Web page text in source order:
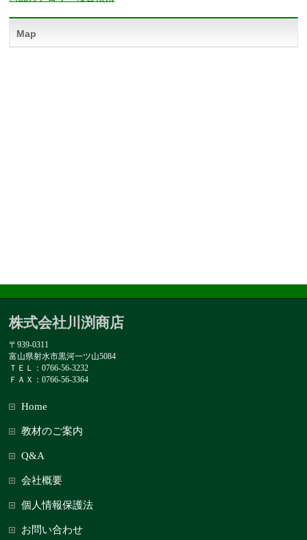
Map
株式会社川渕商店
〒939-0311
富山県射水市黒河一ツ山5084
ＴＥＬ：0766-56-3232
ＦＡＸ：0766-56-3364
Home
教材のご案内
Q&A
会社概要
個人情報保護法
お問い合わせ